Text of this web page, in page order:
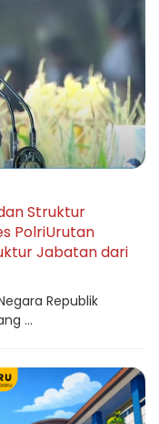
Struktur
PolriUrutan
Jabatan dari
Republik
...